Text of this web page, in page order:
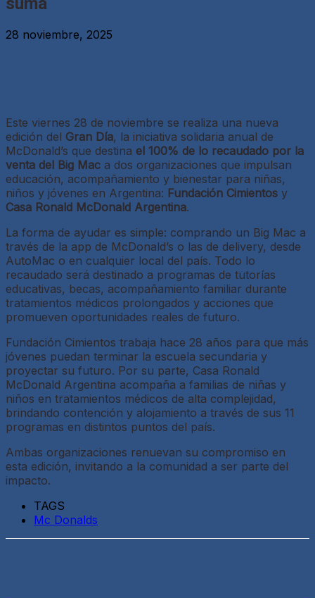
28 noviembre, 2025
Este viernes 28 de noviembre se realiza una nueva
edición del Gran Día, la iniciativa solidaria anual de
McDonald’s que destina el 100% de lo recaudado por la
venta del Big Mac a dos organizaciones que impulsan
educación, acompañamiento y bienestar para niñas,
niños y jóvenes en Argentina: Fundación Cimientos y
Casa Ronald McDonald Argentina.
La forma de ayudar es simple: comprando un Big Mac a
través de la app de McDonald’s o las de delivery, desde
AutoMac o en cualquier local del país. Todo lo
recaudado será destinado a programas de tutorías
educativas, becas, acompañamiento familiar durante
tratamientos médicos prolongados y acciones que
promueven oportunidades reales de futuro.
Fundación Cimientos trabaja hace 28 años para que más
jóvenes puedan terminar la escuela secundaria y
proyectar su futuro. Por su parte, Casa Ronald
McDonald Argentina acompaña a familias de niñas y
niños en tratamientos médicos de alta complejidad,
brindando contención y alojamiento a través de sus 11
programas en distintos puntos del país.
Ambas organizaciones renuevan su compromiso en
esta edición, invitando a la comunidad a ser parte del
impacto.
TAGS
Mc Donalds